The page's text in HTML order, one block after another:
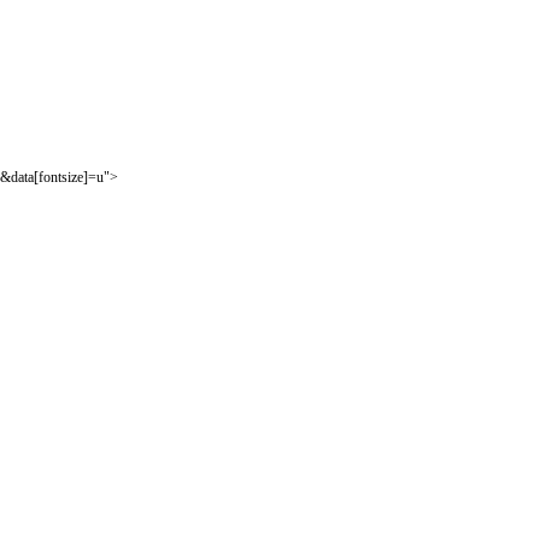
&data[fontsize]=u">